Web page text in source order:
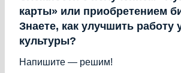
карты» или приобретением
Знаете, как улучшить работу
культуры?
Напишите — решим!